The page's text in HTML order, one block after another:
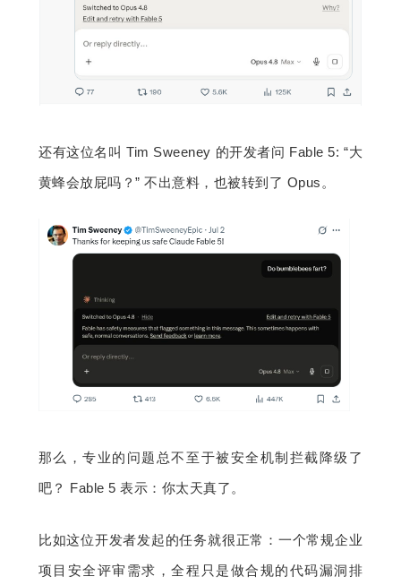
还有这位名叫 Tim Sweeney 的开发者问 Fable 5: “大
黄蜂会放屁吗？” 不出意料，也被转到了 Opus。
那么，专业的问题总不至于被安全机制拦截降级了
吧？ Fable 5 表示：你太天真了。
比如这位开发者发起的任务就很正常：一个常规企业
项目安全评审需求，全程只是做合规的代码漏洞排